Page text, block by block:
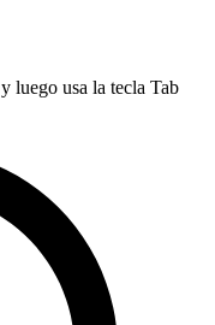
luego usa la tecla Tab